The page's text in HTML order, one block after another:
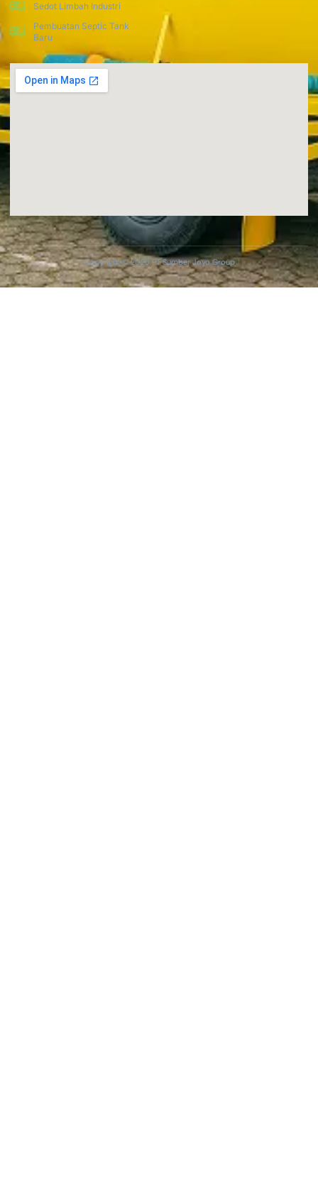
Sedot Limbah Industri
Pembuatan Septic Tank
Baru
Copyright © 2025 PT Sumber Joyo Group